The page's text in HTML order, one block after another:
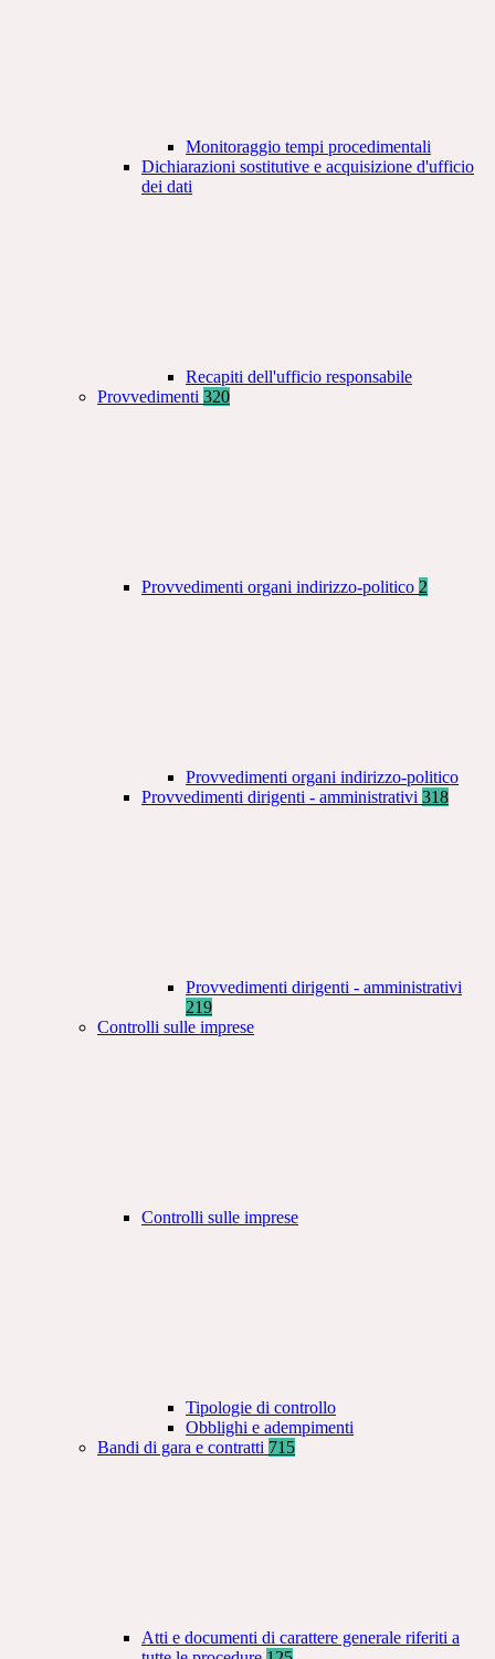
Monitoraggio tempi procedimentali
Dichiarazioni sostitutive e acquisizione d'ufficio
dei dati
Recapiti dell'ufficio responsabile
Provvedimenti 320
Provvedimenti organi indirizzo-politico 2
Provvedimenti organi indirizzo-politico
Provvedimenti dirigenti - amministrativi 318
Provvedimenti dirigenti - amministrativi
219
Controlli sulle imprese
Controlli sulle imprese
Tipologie di controllo
Obblighi e adempimenti
Bandi di gara e contratti 715
Atti e documenti di carattere generale riferiti a